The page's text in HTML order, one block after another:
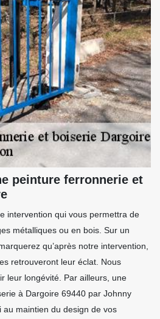
peinture ferronnerie et
intervention qui vous permettra de
métalliques ou en bois. Sur un
qu’après notre intervention,
retrouveront leur éclat. Nous
leur longévité. Par ailleurs, une
à Dargoire 69440 par Johnny
au maintien du design de vos